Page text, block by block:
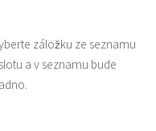
záložku ze seznamu
a v seznamu bude